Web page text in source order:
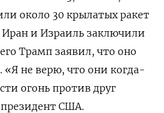
около 30 крылатых ракет
и Израиль заключили
Трамп заявил, что оно
«Я не верю, что они когда-
огонь против друг
США.